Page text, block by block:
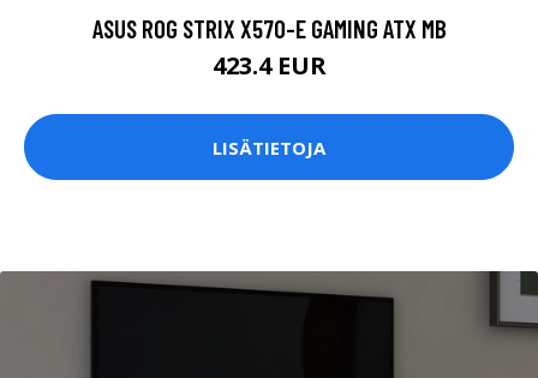
ASUS ROG STRIX X570-E GAMING ATX MB
423.4 EUR
LISÄTIETOJA